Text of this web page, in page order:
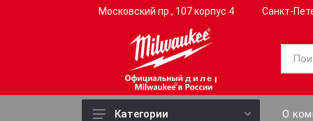
Московский пр., 107 корпус 4 Санкт-
дилер
Категории О